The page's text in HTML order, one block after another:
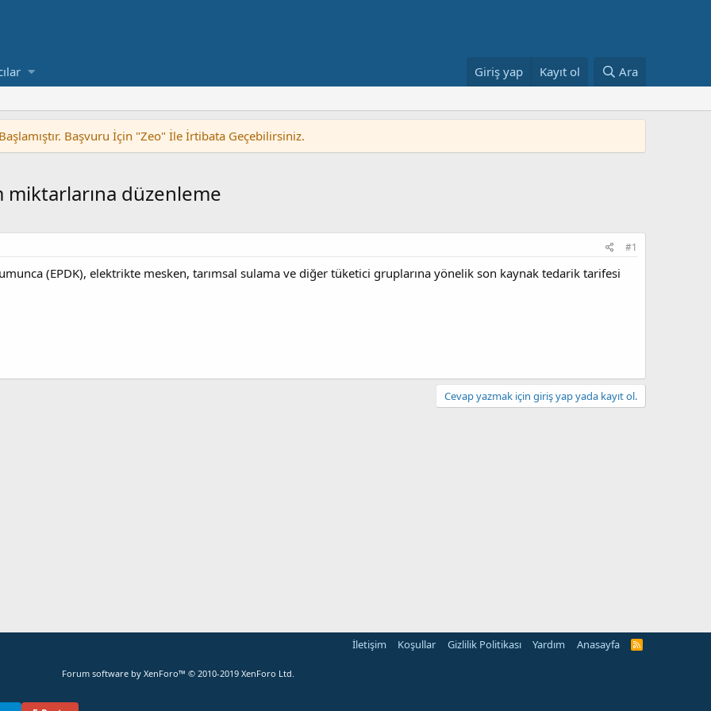
Giriş yap Kayıt ol Ara
Başvuru İçin "Zeo" İle İrtibata Geçebilirsiniz.
düzenleme
#1
(EPDK), elektrikte mesken, tarımsal sulama ve diğer tüketici gruplarına yönelik son kaynak tedarik tarifesi
Cevap yazmak için giriş yap yada kayıt ol.
İletişim Koşullar Gizlilik Politikası Yardım Anasayfa
R
Forum software by XenForo™ © 2010-2019 XenForo Ltd.